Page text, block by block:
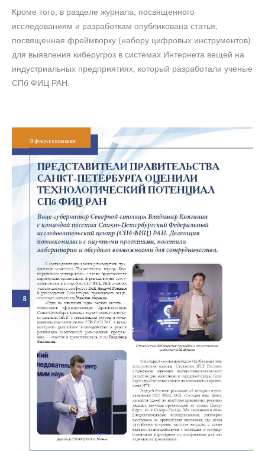
Кроме того, в разделе журнала, посвященного
исследованиям и разработкам опубликована статья,
посвященная фреймворку (набору цифровых инструментов)
для выявления киберугроз в системах Интернета вещей на
индустриальных предприятиях, который разработали ученые
СПб ФИЦ РАН.